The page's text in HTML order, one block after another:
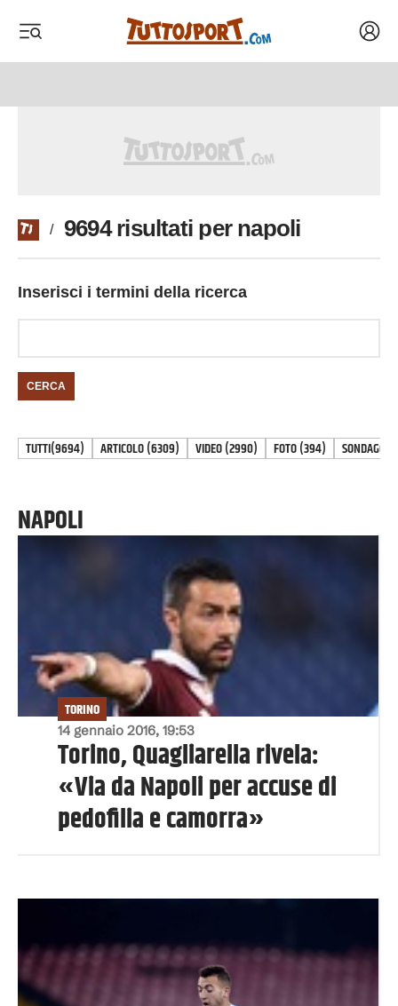
/ 9694 risultati per napoli
Inserisci i termini della ricerca
CERCA
TUTTI(9694) ARTICOLO(6309) VIDEO(2990) FOTO(394) SONDAGGIO
NAPOLI
14 gennaio 2016, 19:53
TORINO
Torino, Quagliarella rivela:
«Via da Napoli per accuse di
pedofilia e camorra»